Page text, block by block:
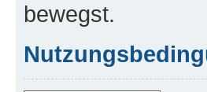
bewegst.